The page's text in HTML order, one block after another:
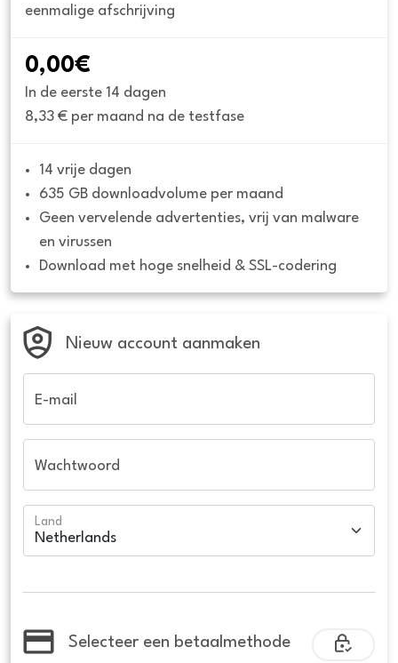
eenmalige afschrijving
0,00€
In de eerste 14 dagen
8,33 € per maand na de testfase
14 vrije dagen
635 GB downloadvolume per maand
Geen vervelende advertenties, vrij van malware
en virussen
Download met hoge snelheid & SSL-codering
Nieuw account aanmaken
E-mail
Wachtwoord
Land
Selecteer een betaalmethode